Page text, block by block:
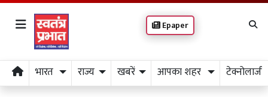
Epaper
भारत राज्य खबरें आपका शहर टेक्नोलाजी